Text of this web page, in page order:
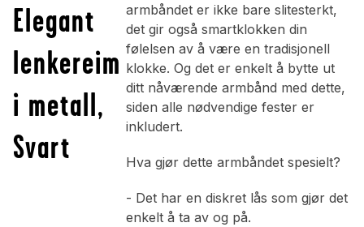
Elegant
lenkereim
i metall,
Svart
armbåndet er ikke bare slitesterkt,
det gir også smartklokken din
følelsen av å være en tradisjonell
klokke. Og det er enkelt å bytte ut
ditt nåværende armbånd med dette,
siden alle nødvendige fester er
inkludert.
Hva gjør dette armbåndet spesielt?
- Det har en diskret lås som gjør det
enkelt å ta av og på.